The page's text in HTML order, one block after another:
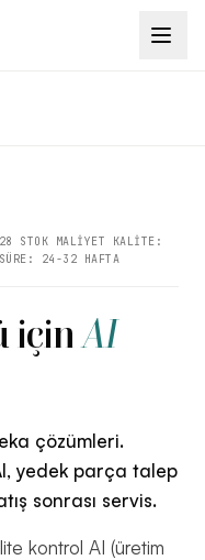
STOK MALİYET KALİTE:
24-32 HAFTA
için AI
çözümleri.
yedek parça talep
sonrası servis.
kontrol AI (üretim